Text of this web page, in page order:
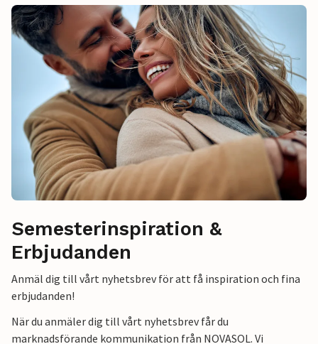
Semesterinspiration &
Erbjudanden
Anmäl dig till vårt nyhetsbrev för att få inspiration och fina
erbjudanden!
När du anmäler dig till vårt nyhetsbrev får du
marknadsförande kommunikation från NOVASOL. Vi